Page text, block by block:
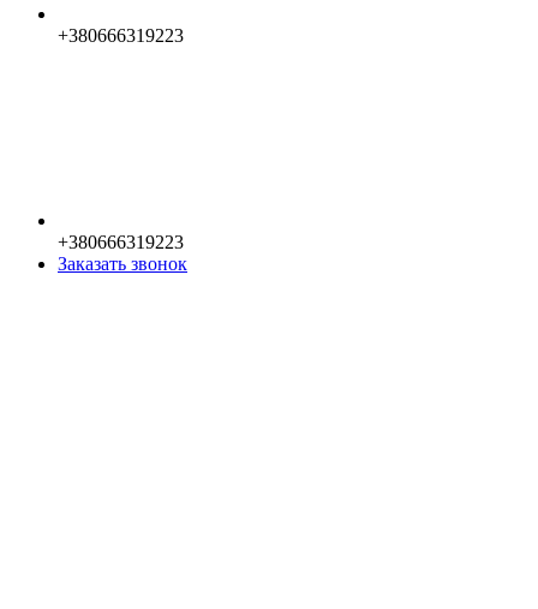
+380666319223
+380666319223
Заказать звонок